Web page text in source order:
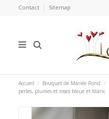
Contact Sitemap
Accueil Bouquet de Mariée Rond
perles, plumes et roses bleue et blanc